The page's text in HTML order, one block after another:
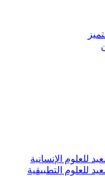
للعلوم الإنسانية
للعلوم التطبيقية